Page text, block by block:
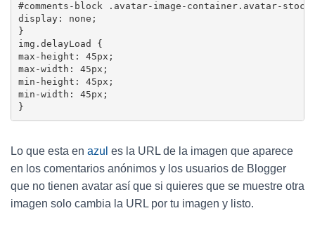
#comments-block .avatar-image-container.avatar-
display: none;
}
img.delayLoad {
max-height: 45px;
max-width: 45px;
min-height: 45px;
min-width: 45px;
}
Lo que esta en azul es la URL de la imagen que aparece
en los comentarios anónimos y los usuarios de Blogger
que no tienen avatar así que si quieres que se muestre otra
imagen solo cambia la URL por tu imagen y listo.